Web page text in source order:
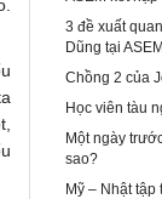
3 đề xuất
Dũng tại
Chồng 2 của
Học viên tàu
Một ngày
sao?
Mỹ – Nhật